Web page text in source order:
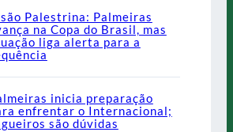
Palestrina: Palmeiras
na Copa do Brasil, mas
liga alerta para a
inicia preparação
enfrentar o Internacional;
são dúvidas